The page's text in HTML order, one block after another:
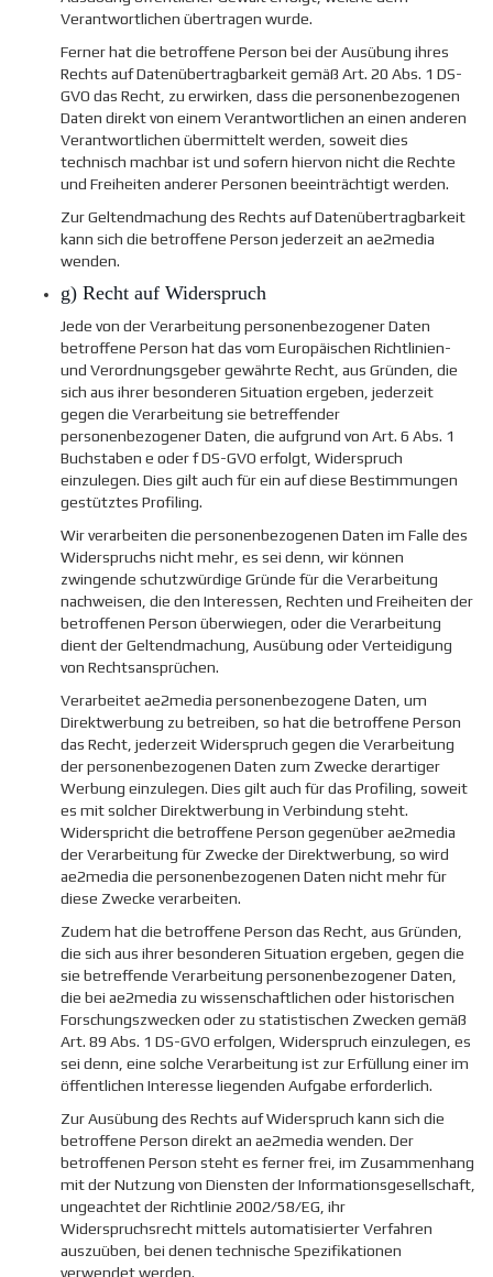
Verantwortlichen übertragen wurde.
Ferner hat die betroffene Person bei der Ausübung ihres
Rechts auf Datenübertragbarkeit gemäß Art. 20 Abs. 1 DS-
GVO das Recht, zu erwirken, dass die personenbezogenen
Daten direkt von einem Verantwortlichen an einen anderen
Verantwortlichen übermittelt werden, soweit dies
technisch machbar ist und sofern hiervon nicht die Rechte
und Freiheiten anderer Personen beeinträchtigt werden.
Zur Geltendmachung des Rechts auf Datenübertragbarkeit
kann sich die betroffene Person jederzeit an ae2media
wenden.
g) Recht auf Widerspruch
Jede von der Verarbeitung personenbezogener Daten
betroffene Person hat das vom Europäischen Richtlinien-
und Verordnungsgeber gewährte Recht, aus Gründen, die
sich aus ihrer besonderen Situation ergeben, jederzeit
gegen die Verarbeitung sie betreffender
personenbezogener Daten, die aufgrund von Art. 6 Abs. 1
Buchstaben e oder f DS-GVO erfolgt, Widerspruch
einzulegen. Dies gilt auch für ein auf diese Bestimmungen
gestütztes Profiling.
Wir verarbeiten die personenbezogenen Daten im Falle des
Widerspruchs nicht mehr, es sei denn, wir können
zwingende schutzwürdige Gründe für die Verarbeitung
nachweisen, die den Interessen, Rechten und Freiheiten der
betroffenen Person überwiegen, oder die Verarbeitung
dient der Geltendmachung, Ausübung oder Verteidigung
von Rechtsansprüchen.
Verarbeitet ae2media personenbezogene Daten, um
Direktwerbung zu betreiben, so hat die betroffene Person
das Recht, jederzeit Widerspruch gegen die Verarbeitung
der personenbezogenen Daten zum Zwecke derartiger
Werbung einzulegen. Dies gilt auch für das Profiling, soweit
es mit solcher Direktwerbung in Verbindung steht.
Widerspricht die betroffene Person gegenüber ae2media
der Verarbeitung für Zwecke der Direktwerbung, so wird
ae2media die personenbezogenen Daten nicht mehr für
diese Zwecke verarbeiten.
Zudem hat die betroffene Person das Recht, aus Gründen,
die sich aus ihrer besonderen Situation ergeben, gegen die
sie betreffende Verarbeitung personenbezogener Daten,
die bei ae2media zu wissenschaftlichen oder historischen
Forschungszwecken oder zu statistischen Zwecken gemäß
Art. 89 Abs. 1 DS-GVO erfolgen, Widerspruch einzulegen, es
sei denn, eine solche Verarbeitung ist zur Erfüllung einer im
öffentlichen Interesse liegenden Aufgabe erforderlich.
Zur Ausübung des Rechts auf Widerspruch kann sich die
betroffene Person direkt an ae2media wenden. Der
betroffenen Person steht es ferner frei, im Zusammenhang
mit der Nutzung von Diensten der Informationsgesellschaft,
ungeachtet der Richtlinie 2002/58/EG, ihr
Widerspruchsrecht mittels automatisierter Verfahren
auszuüben, bei denen technische Spezifikationen
verwendet werden.